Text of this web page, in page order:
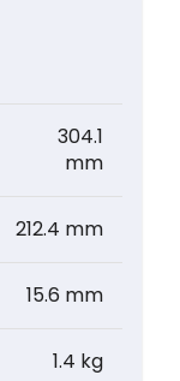
304.1
mm
212.4 mm
15.6 mm
1.4 kg